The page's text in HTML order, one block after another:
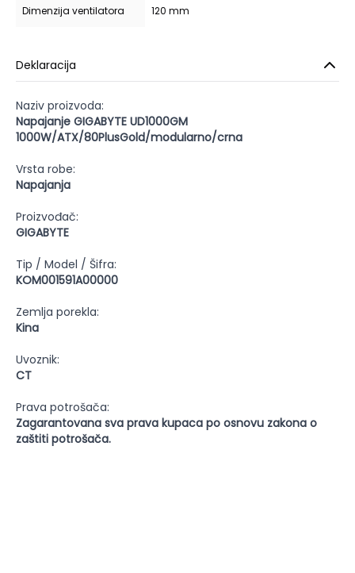
Dimenzija ventilatora 120 mm
Deklaracija
Naziv proizvoda:
Napajanje GIGABYTE UD1000GM
1000W/ATX/80PlusGold/modularno/crna
Vrsta robe:
Napajanja
Proizvođač:
GIGABYTE
Tip / Model / Šifra:
KOM001591A00000
Zemlja porekla:
Kina
Uvoznik:
CT
Prava potrošača:
Zagarantovana sva prava kupaca po osnovu zakona o
zaštiti potrošača.